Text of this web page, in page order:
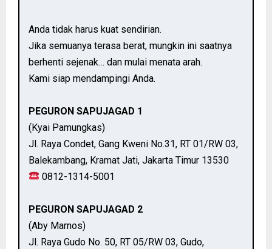
Anda tidak harus kuat sendirian.
Jika semuanya terasa berat, mungkin ini saatnya
berhenti sejenak… dan mulai menata arah.
Kami siap mendampingi Anda.
PEGURON SAPUJAGAD 1
(Kyai Pamungkas)
Jl. Raya Condet, Gang Kweni No.31, RT 01/RW 03,
Balekambang, Kramat Jati, Jakarta Timur 13530
0812-1314-5001
PEGURON SAPUJAGAD 2
(Aby Marnos)
Jl. Raya Gudo No. 50, RT 05/RW 03, Gudo,